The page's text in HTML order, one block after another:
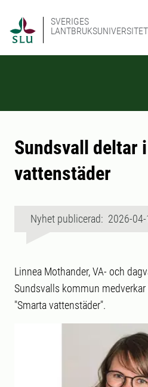
SVERIGES
LANTBRUKSUNIVERSITET
Sundsvall deltar
vattenstäder
Nyhet publicerad: 2026-04-
Linnea Mothander, VA- och
Sundsvalls kommun
"Smarta vattenstäder".